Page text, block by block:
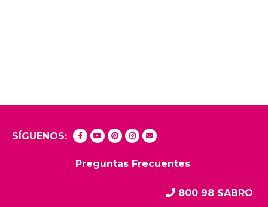
SÍGUENOS:
Preguntas Frecuentes
800 98 SABRO